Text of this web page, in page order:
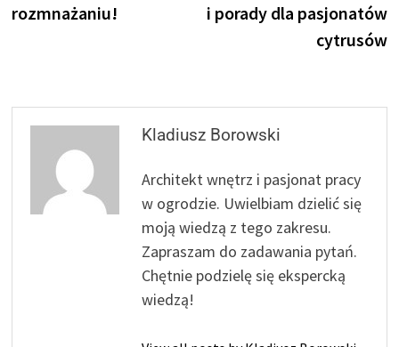
rozmnażaniu!
i porady dla pasjonatów
cytrusów
Kladiusz Borowski
Architekt wnętrz i pasjonat pracy
w ogrodzie. Uwielbiam dzielić się
moją wiedzą z tego zakresu.
Zapraszam do zadawania pytań.
Chętnie podzielę się ekspercką
wiedzą!